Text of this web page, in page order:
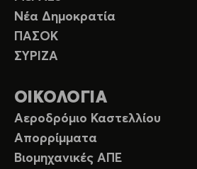
Νέα Δημοκρατία
ΠΑΣΟΚ
ΣΥΡΙΖΑ
ΟΙΚΟΛΟΓΙΑ
Αεροδρόμιο Καστελλίου
Απορρίμματα
Βιομηχανικές ΑΠΕ